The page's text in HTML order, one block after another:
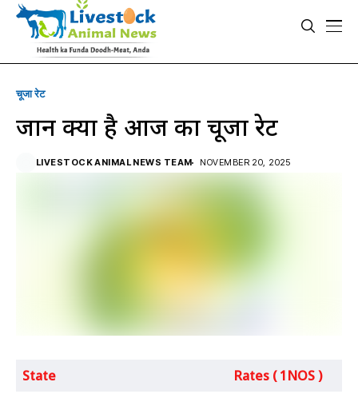
चूजा रेट
जानें क्या है आज का चूजा रेट
LIVESTOCK ANIMAL NEWS TEAM NOVEMBER 20, 2025
State
Rates ( 1NOS )